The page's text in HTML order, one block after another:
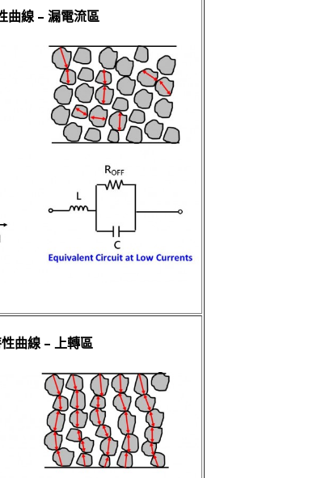
曲線 – 漏電流區
曲線 – 上轉區